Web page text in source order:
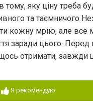
яку ціну треба
та таємничого
кожну мрію, але
заради цього.
отримати, завжди
Я рекомендую